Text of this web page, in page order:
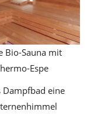
Bio-Sauna mit
Espe
eine